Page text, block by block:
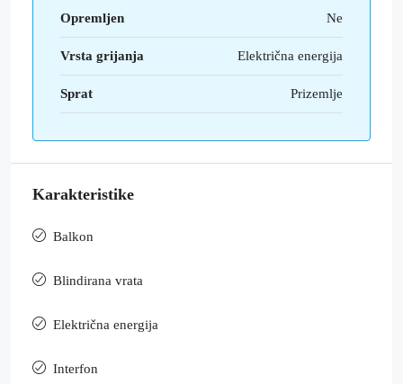
Opremljen Ne
Vrsta grijanja Električna energija
Sprat Prizemlje
Karakteristike
Balkon
Blindirana vrata
Električna energija
Interfon